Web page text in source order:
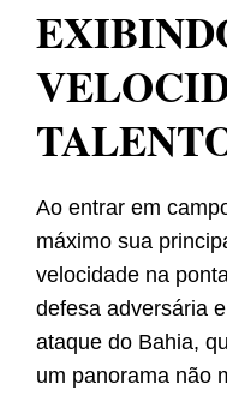
Ao entrar em
máximo sua
velocidade na
defesa adversária
ataque do Bahia,
um panorama não